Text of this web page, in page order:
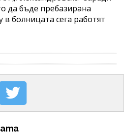
да бъде пребазирана
болницата сега работят